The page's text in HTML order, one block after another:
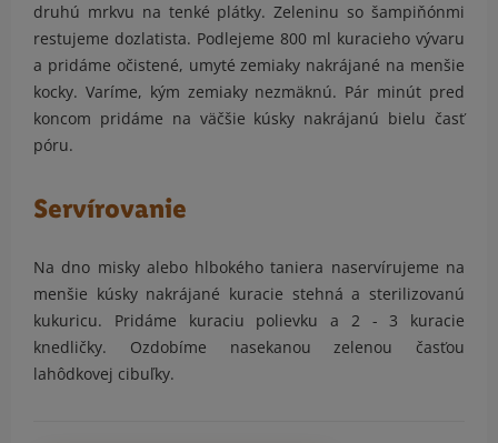
druhú mrkvu na tenké plátky. Zeleninu so šampiňónmi
restujeme dozlatista. Podlejeme 800 ml kuracieho vývaru
a pridáme očistené, umyté zemiaky nakrájané na menšie
kocky. Varíme, kým zemiaky nezmäknú. Pár minút pred
koncom pridáme na väčšie kúsky nakrájanú bielu časť
póru.
Servírovanie
Na dno misky alebo hlbokého taniera naservírujeme na
menšie kúsky nakrájané kuracie stehná a sterilizovanú
kukuricu. Pridáme kuraciu polievku a 2 - 3 kuracie
knedličky. Ozdobíme nasekanou zelenou časťou
lahôdkovej cibuľky.